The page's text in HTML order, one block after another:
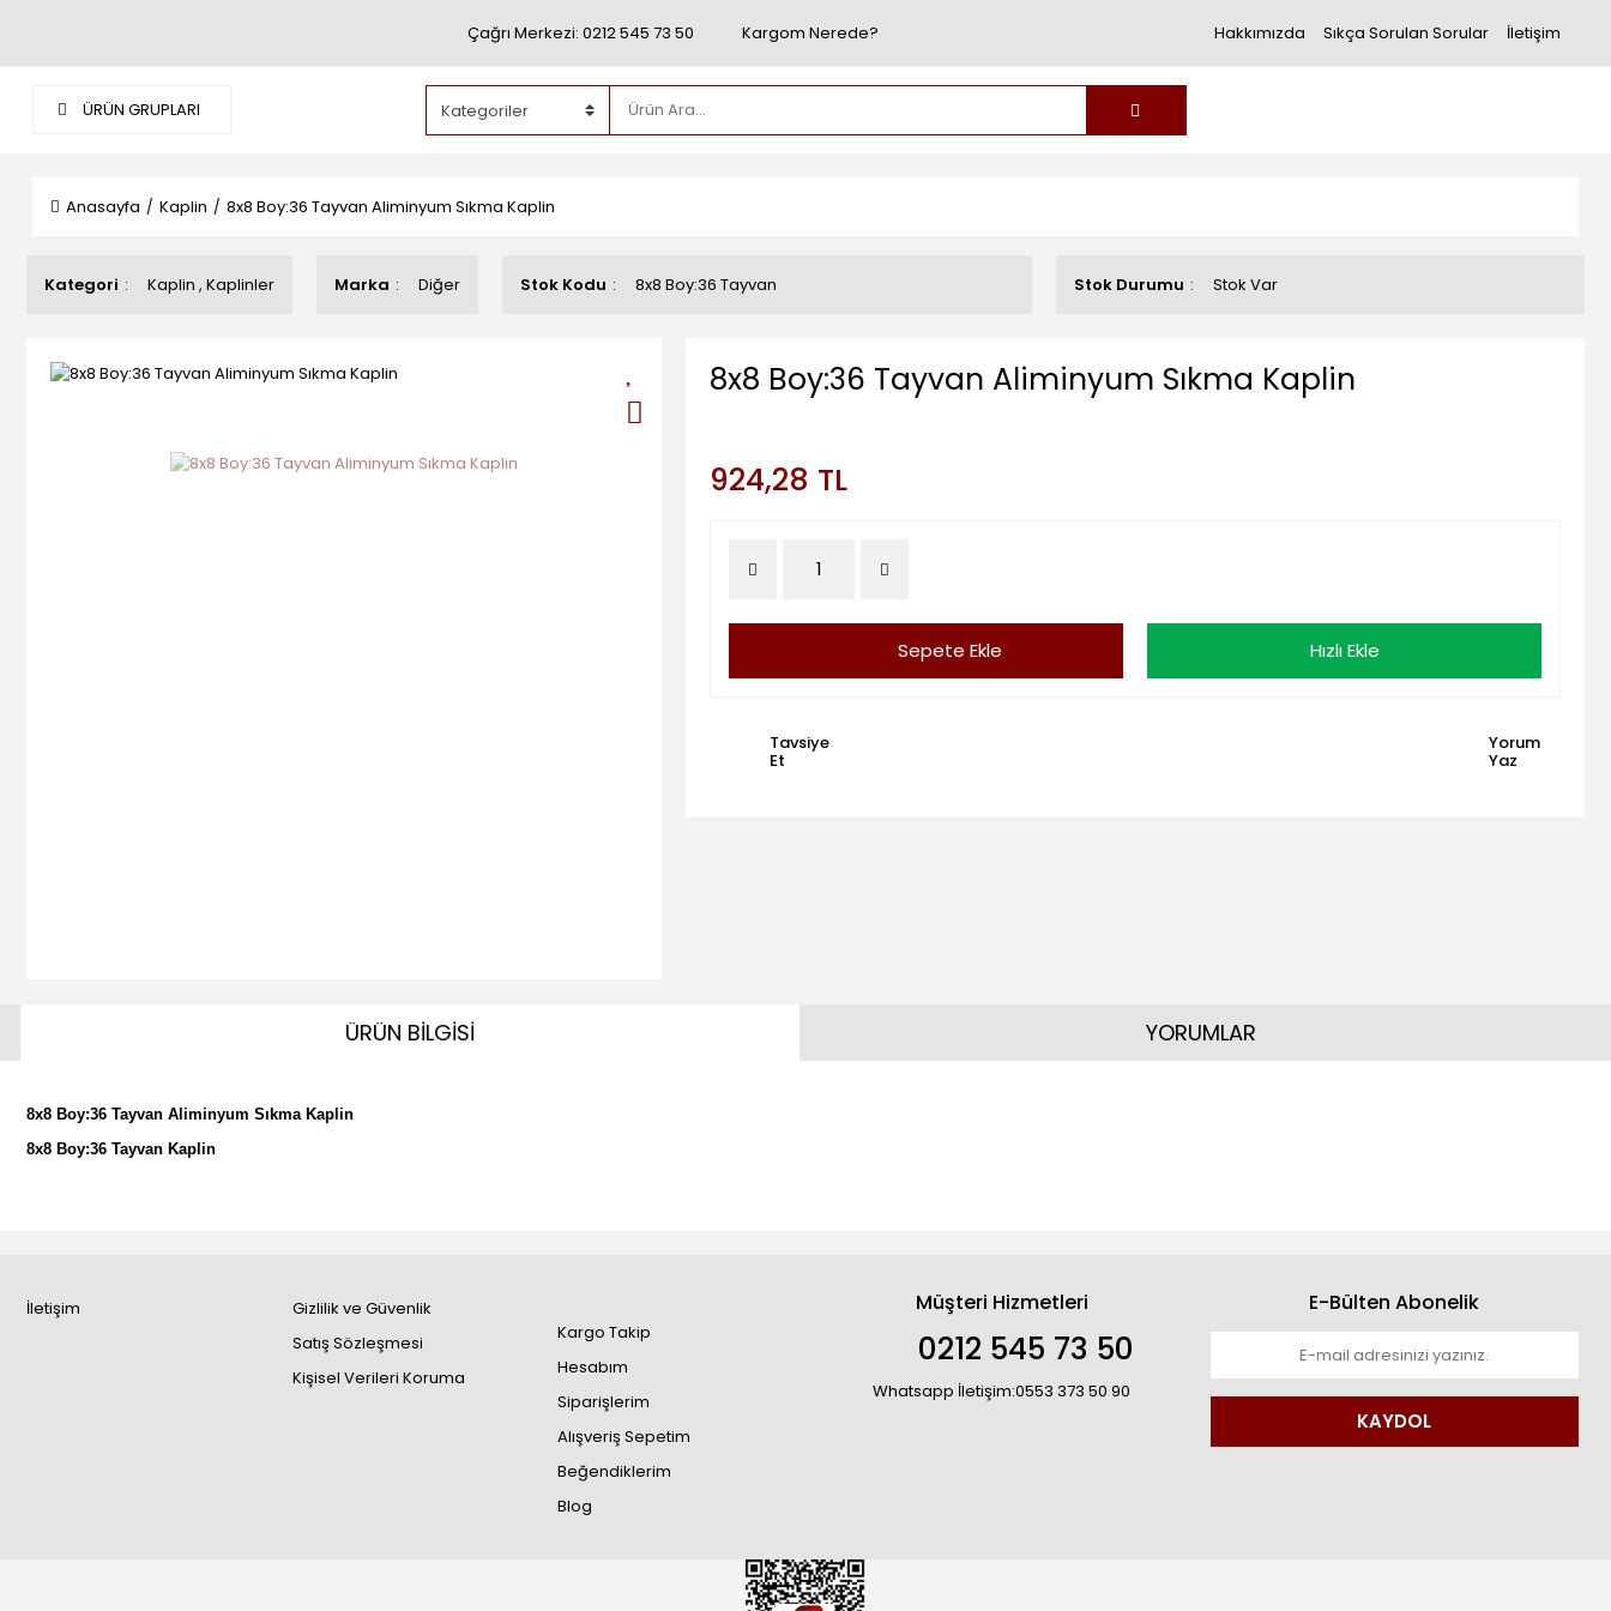
Çağrı Merkezi: 0212 545 73 50 Kargom Nerede? Hakkımızda Sıkça Sorulan Sorular İletişim
ÜRÜN GRUPLARI
Anasayfa Kaplin 8x8 Boy:36 Tayvan Aliminyum Sıkma Kaplin
Kategori Kaplin , Kaplinler Marka Diğer Stok Kodu 8x8 Boy:36 Tayvan Stok Durumu Stok Var
8x8 Boy:36 Tayvan Aliminyum Sıkma Kaplin
924,28 TL
Sepete Ekle Hızlı Ekle
Tavsiye
Et
Yorum
Yaz
ÜRÜN BİLGİSİ
8x8 Boy:36 Tayvan Aliminyum Sıkma Kaplin
8x8 Boy:36 Tayvan Kaplin
YORUMLAR
İletişim
Gizlilik ve Güvenlik
Satış Sözleşmesi
Kişisel Verileri Koruma
Kargo Takip
Hesabım
Siparişlerim
Alışveriş Sepetim
Beğendiklerim
Blog
Müşteri Hizmetleri
0212 545 73 50
Whatsapp İletişim:0553 373 50 90
E-Bülten Abonelik
KAYDOL